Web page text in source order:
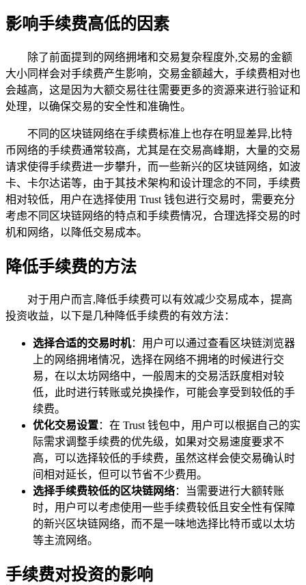
影响手续费高低的因素
除了前面提到的网络拥堵和交易复杂程度外,交易的金额
大小同样会对手续费产生影响，交易金额越大，手续费相对也
会越高，这是因为大额交易往往需要更多的资源来进行验证和
处理，以确保交易的安全性和准确性。
不同的区块链网络在手续费标准上也存在明显差异,比特
币网络的手续费通常较高，尤其是在交易高峰期，大量的交易
请求使得手续费进一步攀升，而一些新兴的区块链网络，如波
卡、卡尔达诺等，由于其技术架构和设计理念的不同，手续费
相对较低，用户在选择使用 Trust 钱包进行交易时，需要充分
考虑不同区块链网络的特点和手续费情况，合理选择交易的时
机和网络，以降低交易成本。
降低手续费的方法
对于用户而言,降低手续费可以有效减少交易成本，提高
投资收益，以下是几种降低手续费的有效方法：
选择合适的交易时机：用户可以通过查看区块链浏览器
上的网络拥堵情况，选择在网络不拥堵的时候进行交
易，在以太坊网络中，一般周末的交易活跃度相对较
低，此时进行转账或兑换操作，可能会享受到较低的手
续费。
优化交易设置：在 Trust 钱包中，用户可以根据自己的实
际需求调整手续费的优先级，如果对交易速度要求不
高，可以选择较低的手续费，虽然这样会使交易确认时
间相对延长，但可以节省不少费用。
选择手续费较低的区块链网络：当需要进行大额转账
时，用户可以考虑使用一些手续费较低且安全性有保障
的新兴区块链网络，而不是一味地选择比特币或以太坊
等主流网络。
手续费对投资的影响